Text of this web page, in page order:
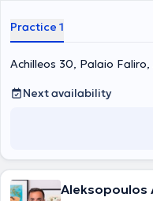
Practice 1
Achilleos 30, Palaio Faliro,
Next availability
Aleksopoulos